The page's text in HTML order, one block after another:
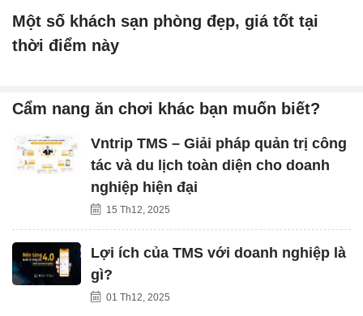
Một số khách sạn phòng đẹp, giá tốt tại
thời điểm này
Cẩm nang ăn chơi khác bạn muốn biết?
Vntrip TMS – Giải pháp quản trị công
tác và du lịch toàn diện cho doanh
nghiệp hiện đại
15 Th12, 2025
Lợi ích của TMS với doanh nghiệp là
gì?
01 Th12, 2025